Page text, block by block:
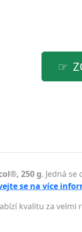
250 g. Jedná
se na více
kvalitu za velmi